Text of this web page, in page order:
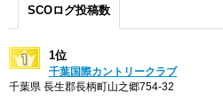
SCOログ投稿数
1位
千葉国際カントリークラブ
千葉県 長生郡長柄町山之郷754-32